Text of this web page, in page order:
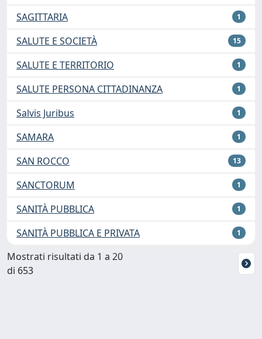
SAGITTARIA 1
SALUTE E SOCIETÀ 15
SALUTE E TERRITORIO 1
SALUTE PERSONA CITTADINANZA 1
Salvis Juribus 1
SAMARA 1
SAN ROCCO 13
SANCTORUM 1
SANITÀ PUBBLICA 1
SANITÀ PUBBLICA E PRIVATA 1
Mostrati risultati da 1 a 20
di 653